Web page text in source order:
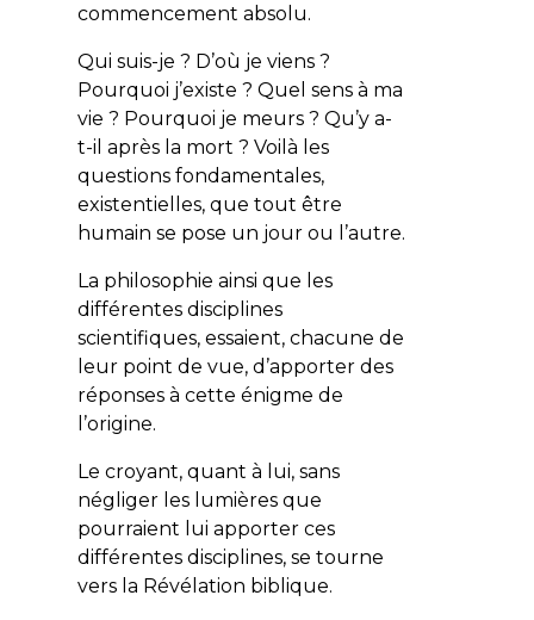
commencement absolu.
Qui suis-je ? D’où je viens ?
Pourquoi j’existe ? Quel sens à ma
vie ? Pourquoi je meurs ? Qu’y a-
t-il après la mort ? Voilà les
questions fondamentales,
existentielles, que tout être
humain se pose un jour ou l’autre.
La philosophie ainsi que les
différentes disciplines
scientifiques, essaient, chacune de
leur point de vue, d’apporter des
réponses à cette énigme de
l’origine.
Le croyant, quant à lui, sans
négliger les lumières que
pourraient lui apporter ces
différentes disciplines, se tourne
vers la Révélation biblique.